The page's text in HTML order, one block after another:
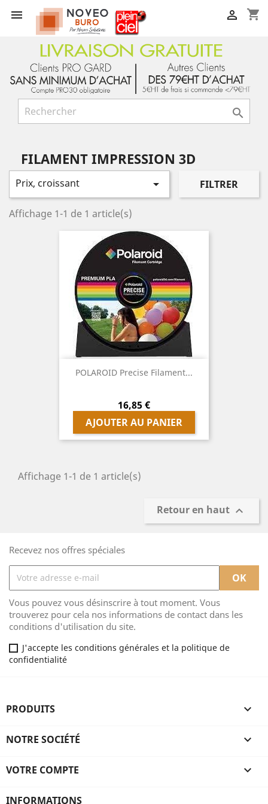
 shopping_cart


FILAMENT IMPRESSION 3D
Prix, croissant  FILTRER
Affichage 1-1 de 1 article(s)
POLAROID Precise Filament...
Prix
16,85 €
AJOUTER AU PANIER
Affichage 1-1 de 1 article(s)
Retour en haut 
Recevez nos offres spéciales
Vous pouvez vous désinscrire à tout moment. Vous
trouverez pour cela nos informations de contact dans les
conditions d'utilisation du site.
J'accepte les conditions générales et la politique de
confidentialité
PRODUITS 
NOTRE SOCIÉTÉ 
VOTRE COMPTE 
INFORMATIONS